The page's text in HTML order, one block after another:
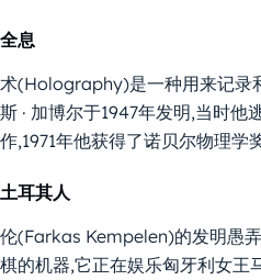
全息
术(Holography)是一种用来记录
斯 · 加博尔于1947年发明,当时他
作,1971年他获得了诺贝尔物理学奖
土耳其人
伦(Farkas Kempelen)的发明愚
棋的机器,它正在娱乐匈牙利女王